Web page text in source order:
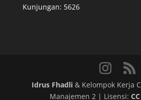
Kunjungan: 5626
Idrus Fhadli& Kelompok Kerja
Manajemen 2 | Lisensi: